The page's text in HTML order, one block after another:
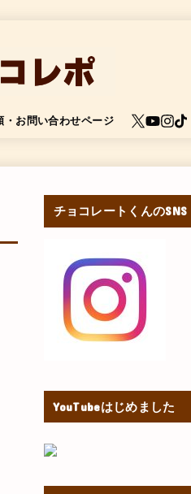
・お問い合わせページ
チョコレートくんのSNS
YouTubeはじめました